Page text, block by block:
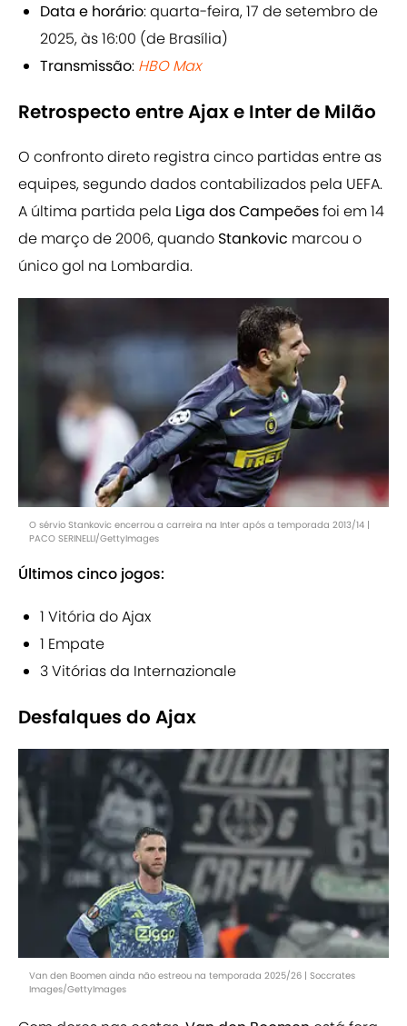
Data e horário: quarta-feira, 17 de setembro de
2025, às 16:00 (de Brasília)
Transmissão: HBO Max
Retrospecto entre Ajax e Inter de Milão
O confronto direto registra cinco partidas entre as
equipes, segundo dados contabilizados pela UEFA.
A última partida pela Liga dos Campeõesfoi em 14
de março de 2006, quando Stankovic marcou o
único gol na Lombardia.
O sérvio Stankovic encerrou a carreira na Inter após a temporada 2013/14 |
PACO SERINELLI/GettyImages
Últimos cinco jogos:
1 Vitória do Ajax
1 Empate
3 Vitórias da Internazionale
Desfalques do Ajax
Van den Boomen ainda não estreou na temporada 2025/26 | Soccrates
Images/GettyImages